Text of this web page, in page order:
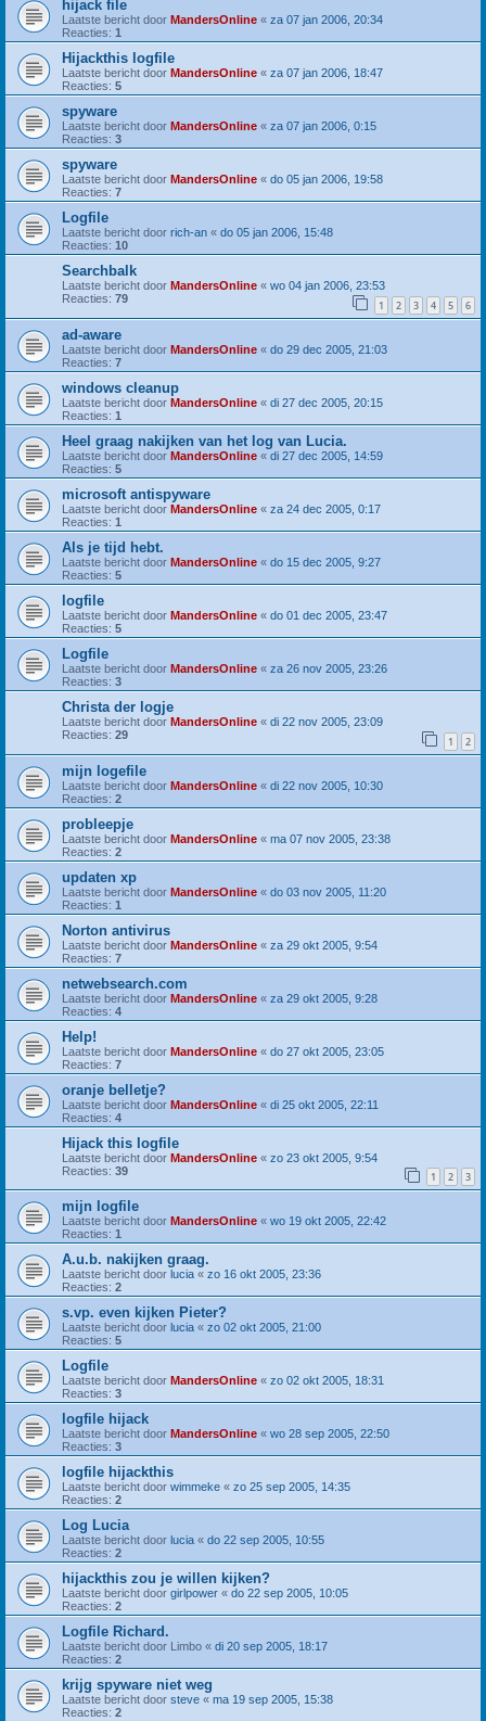
hijack file
Laatste bericht door MandersOnline « za 07 jan 2006, 20:34
Reacties: 1
Hijackthis logfile
Laatste bericht door MandersOnline « za 07 jan 2006, 18:47
Reacties: 5
spyware
Laatste bericht door MandersOnline « za 07 jan 2006, 0:15
Reacties: 3
spyware
Laatste bericht door MandersOnline « do 05 jan 2006, 19:58
Reacties: 7
Logfile
Laatste bericht door rich-an « do 05 jan 2006, 15:48
Reacties: 10
Searchbalk
Laatste bericht door MandersOnline « wo 04 jan 2006, 23:53
Reacties: 79 1 2 3 4 5 6
ad-aware
Laatste bericht door MandersOnline « do 29 dec 2005, 21:03
Reacties: 7
windows cleanup
Laatste bericht door MandersOnline « di 27 dec 2005, 20:15
Reacties: 1
Heel graag nakijken van het log van Lucia.
Laatste bericht door MandersOnline « di 27 dec 2005, 14:59
Reacties: 5
microsoft antispyware
Laatste bericht door MandersOnline « za 24 dec 2005, 0:17
Reacties: 1
Als je tijd hebt.
Laatste bericht door MandersOnline « do 15 dec 2005, 9:27
Reacties: 5
logfile
Laatste bericht door MandersOnline « do 01 dec 2005, 23:47
Reacties: 5
Logfile
Laatste bericht door MandersOnline « za 26 nov 2005, 23:26
Reacties: 3
Christa der logje
Laatste bericht door MandersOnline « di 22 nov 2005, 23:09
Reacties: 29 1 2
mijn logefile
Laatste bericht door MandersOnline « di 22 nov 2005, 10:30
Reacties: 2
probleepje
Laatste bericht door MandersOnline « ma 07 nov 2005, 23:38
Reacties: 2
updaten xp
Laatste bericht door MandersOnline « do 03 nov 2005, 11:20
Reacties: 1
Norton antivirus
Laatste bericht door MandersOnline « za 29 okt 2005, 9:54
Reacties: 7
netwebsearch.com
Laatste bericht door MandersOnline « za 29 okt 2005, 9:28
Reacties: 4
Help!
Laatste bericht door MandersOnline « do 27 okt 2005, 23:05
Reacties: 7
oranje belletje?
Laatste bericht door MandersOnline « di 25 okt 2005, 22:11
Reacties: 4
Hijack this logfile
Laatste bericht door MandersOnline « zo 23 okt 2005, 9:54
Reacties: 39 1 2 3
mijn logfile
Laatste bericht door MandersOnline « wo 19 okt 2005, 22:42
Reacties: 1
A.u.b. nakijken graag.
Laatste bericht door lucia « zo 16 okt 2005, 23:36
Reacties: 2
s.vp. even kijken Pieter?
Laatste bericht door lucia « zo 02 okt 2005, 21:00
Reacties: 5
Logfile
Laatste bericht door MandersOnline « zo 02 okt 2005, 18:31
Reacties: 3
logfile hijack
Laatste bericht door MandersOnline « wo 28 sep 2005, 22:50
Reacties: 3
logfile hijackthis
Laatste bericht door wimmeke « zo 25 sep 2005, 14:35
Reacties: 2
Log Lucia
Laatste bericht door lucia « do 22 sep 2005, 10:55
Reacties: 2
hijackthis zou je willen kijken?
Laatste bericht door girlpower « do 22 sep 2005, 10:05
Reacties: 2
Logfile Richard.
Laatste bericht door Limbo « di 20 sep 2005, 18:17
Reacties: 2
krijg spyware niet weg
Laatste bericht door steve « ma 19 sep 2005, 15:38
Reacties: 2